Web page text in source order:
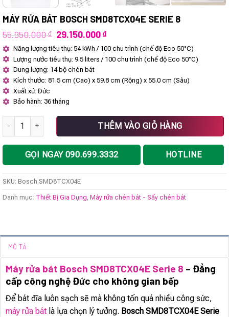
MÁY RỬA BÁT BOSCH SMD8TCX04E SERIE 8
55.950.000₫ Giá
gốc
là:
55.950.000 ₫.
29.150.000₫Giá
hiện
tại
là:
Năng lượng tiêu thụ: 54 kWh / 100 chu trình (chế độ Eco 50°C)
Lượng nước tiêu thụ: 9.5 liters / 100 chu trình (chế độ Eco 50°C)
Dung lượng: 14 bộ chén bát
Kích thước: 81.5 cm (Cao) x 59.8 cm (Rộng) x 55.0 cm (Sâu)
Xuất xứ: Đức
Bảo hành: 36 tháng
Máy rửa bát Bosch SMD8TCX04E Serie 8 số lượng
THÊM VÀO GIỎ HÀNG
GỌI NGAY 090.699.3332 HOTLINE
SKU: Bosch.SMD8TCX04E
Danh mục: Thiết Bị Gia Dụng Máy rửa chén bát - Sấy chén bát
MÔ TẢ
Máy rửa bát Bosch SMD8TCX04E Serie 8 – Đẳng
cấp công nghệ Đức cho không gian bếp
Để bát đĩa luôn sạch sẽ mà không tốn quá nhiều công sức,
máy rửa bát là lựa chọn lý tưởng. Bosch SMD8TCX04E Serie